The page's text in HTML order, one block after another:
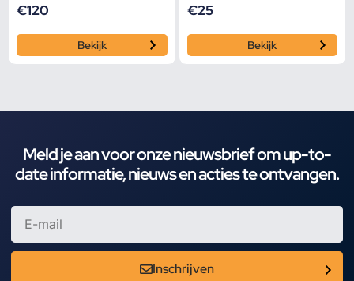
€120
Bekijk
€25
Bekijk
Meld je aan voor onze nieuwsbrief om up-to-
date informatie, nieuws en acties te ontvangen.
Inschrijven